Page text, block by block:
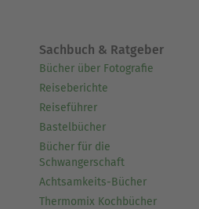
Sachbuch & Ratgeber
Bücher über Fotografie
Reiseberichte
Reiseführer
Bastelbücher
Bücher für die
Schwangerschaft
Achtsamkeits-Bücher
Thermomix Kochbücher